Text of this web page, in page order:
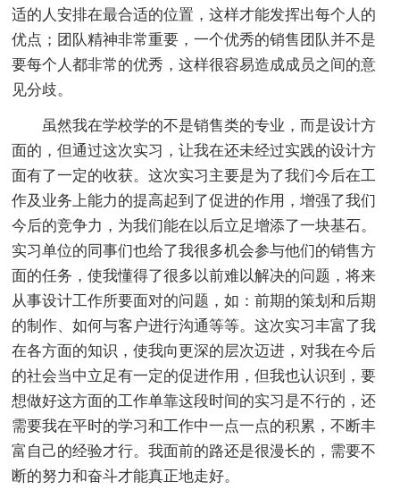
适的人安排在最合适的位置，这样才能发挥出每个人的
优点；团队精神非常重要，一个优秀的销售团队并不是
要每个人都非常的优秀，这样很容易造成成员之间的意
见分歧。
虽然我在学校学的不是销售类的专业，而是设计方
面的，但通过这次实习，让我在还未经过实践的设计方
面有了一定的收获。这次实习主要是为了我们今后在工
作及业务上能力的提高起到了促进的作用，增强了我们
今后的竞争力，为我们能在以后立足增添了一块基石。
实习单位的同事们也给了我很多机会参与他们的销售方
面的任务，使我懂得了很多以前难以解决的问题，将来
从事设计工作所要面对的问题，如：前期的策划和后期
的制作、如何与客户进行沟通等等。这次实习丰富了我
在各方面的知识，使我向更深的层次迈进，对我在今后
的社会当中立足有一定的促进作用，但我也认识到，要
想做好这方面的工作单靠这段时间的实习是不行的，还
需要我在平时的学习和工作中一点一点的积累，不断丰
富自己的经验才行。我面前的路还是很漫长的，需要不
断的努力和奋斗才能真正地走好。